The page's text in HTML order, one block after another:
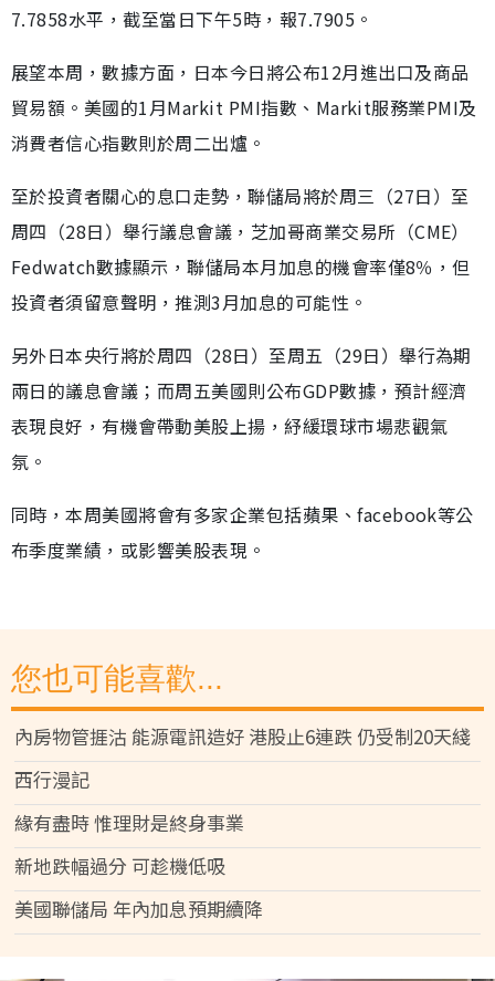
7.7858水平，截至當日下午5時，報7.7905。
展望本周，數據方面，日本今日將公布12月進出口及商品
貿易額。美國的1月Markit PMI指數、Markit服務業PMI及
消費者信心指數則於周二出爐。
至於投資者關心的息口走勢，聯儲局將於周三（27日）至
周四（28日）舉行議息會議，芝加哥商業交易所（CME）
Fedwatch數據顯示，聯儲局本月加息的機會率僅8％，但
投資者須留意聲明，推測3月加息的可能性。
另外日本央行將於周四（28日）至周五（29日）舉行為期
兩日的議息會議；而周五美國則公布GDP數據，預計經濟
表現良好，有機會帶動美股上揚，紓緩環球市場悲觀氣
氛。
同時，本周美國將會有多家企業包括蘋果、facebook等公
布季度業績，或影響美股表現。
您也可能喜歡...
內房物管捱沽 能源電訊造好 港股止6連跌 仍受制20天綫
西行漫記
緣有盡時 惟理財是終身事業
新地跌幅過分 可趁機低吸
美國聯儲局 年內加息預期續降